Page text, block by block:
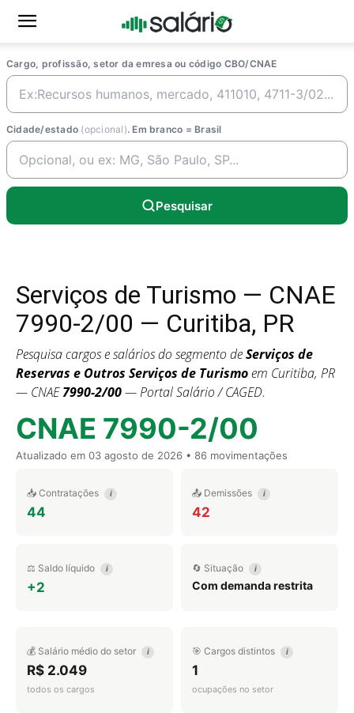
Cargo, profissão, setor da emresa ou código CBO/CNAE
Cidade/estado (opcional). Em branco = Brasil
Pesquisar
Serviços de Turismo — CNAE
7990-2/00 — Curitiba, PR
Pesquisa cargos e salários do segmento deServiços de
Reservas e Outros Serviços de Turismoem Curitiba, PR
— CNAE7990-2/00— Portal Salário / CAGED.
CNAE 7990-2/00
Atualizado em 03 agosto de 2026 • 86 movimentações
📥 Contratações i
44
📤 Demissões i
42
⚖️ Saldo líquido i
+2
🔄 Situação i
Com demanda restrita
💰 Salário médio do setor i
R$ 2.049
todos os cargos
🎯 Cargos distintos i
1
ocupações no setor